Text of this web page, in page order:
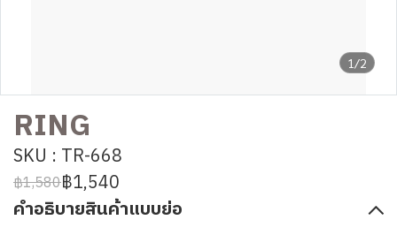
1/2
RING
SKU : TR-668
฿1,580฿1,540
คำอธิบายสินค้าแบบย่อ